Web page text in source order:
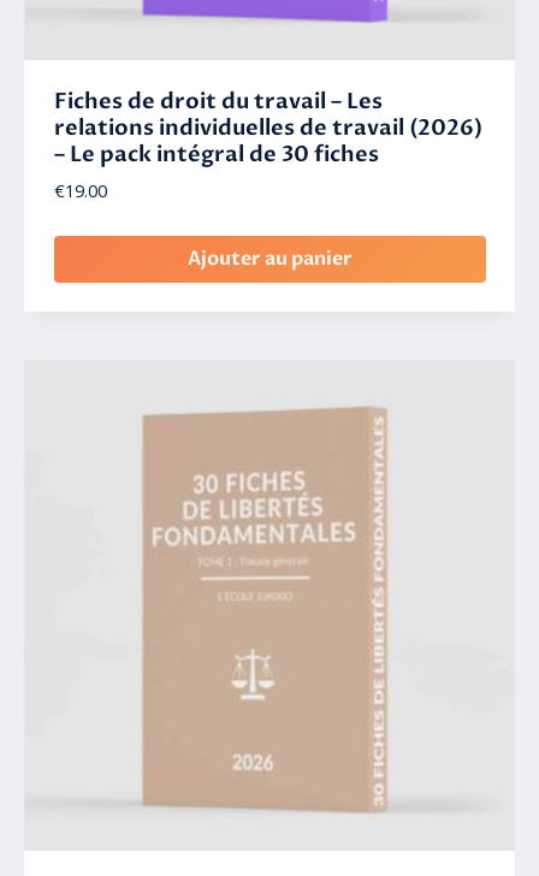
Fiches de droit du travail – Les
relations individuelles de travail (2026)
– Le pack intégral de 30 fiches
€19.00
Ajouter au panier